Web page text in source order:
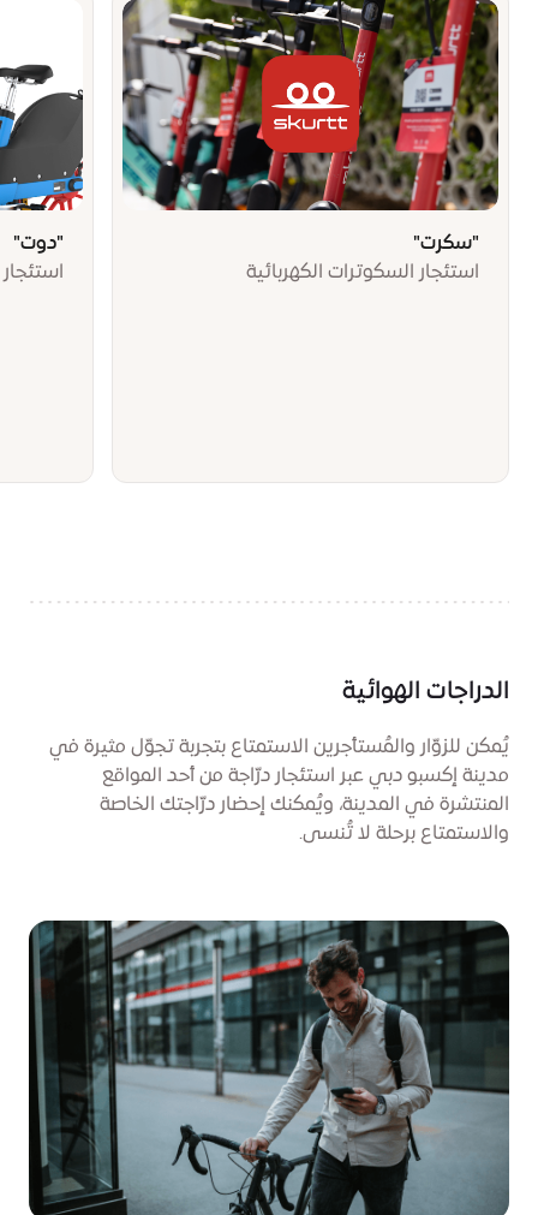
"سكرت"
استئجار السكوترات الكهربائية
"دوت"
استئجار
الدراجات الهوائية
يُمكن للزوّار والمُستأجرين الاستمتاع بتجربة تجوّل مثيرة في
مدينة إكسبو دبي عبر استئجار درّاجة من أحد المواقع
المنتشرة في المدينة، ويُمكنك إحضار درّاجتك الخاصة
والاستمتاع برحلة لا تُنسى.